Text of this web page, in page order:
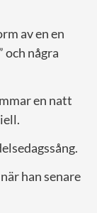
av en en
några
en natt
han senare